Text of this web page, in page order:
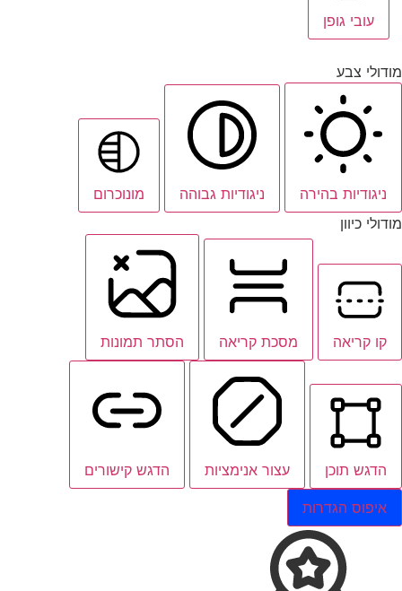
עובי גופן
מודולי צבע
ניגודיות בהירה ניגודיות גבוהה
מונוכרום
מודולי כיוון
קו קריאה מסכת קריאה הסתר תמונות
הדגש תוכן עצור אנימציות הדגש קישורים
איפוס הגדרות